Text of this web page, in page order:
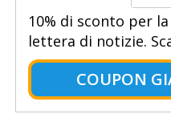
10% di sconto per
lettera di notizie.
COUPON